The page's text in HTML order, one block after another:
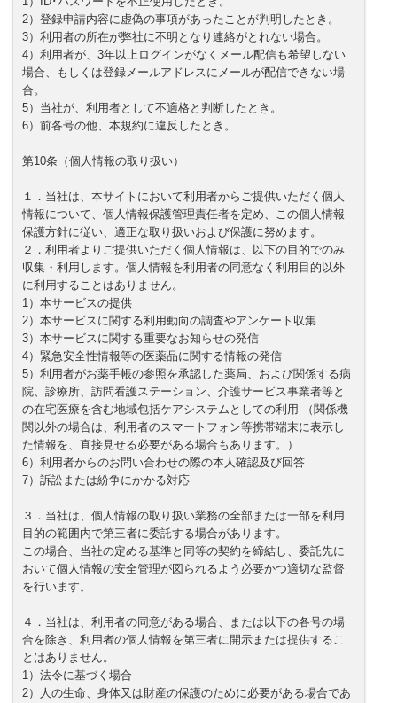
2）登録申請内容に虚偽の事項があったことが判明したとき。
3）利用者の所在が弊社に不明となり連絡がとれない場合。
4）利用者が、3年以上ログインがなくメール配信も希望しない
場合、もしくは登録メールアドレスにメールが配信できない場
合。
5）当社が、利用者として不適格と判断したとき。
6）前各号の他、本規約に違反したとき。
第10条（個人情報の取り扱い）
１．当社は、本サイトにおいて利用者からご提供いただく個人
情報について、個人情報保護管理責任者を定め、この個人情報
保護方針に従い、適正な取り扱いおよび保護に努めます。
２．利用者よりご提供いただく個人情報は、以下の目的でのみ
収集・利用します。個人情報を利用者の同意なく利用目的以外
に利用することはありません。
1）本サービスの提供
2）本サービスに関する利用動向の調査やアンケート収集
3）本サービスに関する重要なお知らせの発信
4）緊急安全性情報等の医薬品に関する情報の発信
5）利用者がお薬手帳の参照を承認した薬局、および関係する病
院、診療所、訪問看護ステーション、介護サービス事業者等と
の在宅医療を含む地域包括ケアシステムとしての利用 （関係機
関以外の場合は、利用者のスマートフォン等携帯端末に表示し
た情報を、直接見せる必要がある場合もあります。）
6）利用者からのお問い合わせの際の本人確認及び回答
7）訴訟または紛争にかかる対応
３．当社は、個人情報の取り扱い業務の全部または一部を利用
目的の範囲内で第三者に委託する場合があります。
この場合、当社の定める基準と同等の契約を締結し、委託先に
おいて個人情報の安全管理が図られるよう必要かつ適切な監督
を行います。
４．当社は、利用者の同意がある場合、または以下の各号の場
合を除き、利用者の個人情報を第三者に開示または提供するこ
とはありません。
1）法令に基づく場合
2）人の生命、身体又は財産の保護のために必要がある場合であ